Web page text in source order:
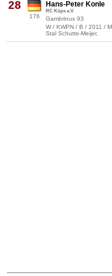
28
176
Hans-Peter Konle
RC Küps e.V.
Gambrinus 93
W / KWPN / B / 2011 /
Stal Schutte-Meijer,